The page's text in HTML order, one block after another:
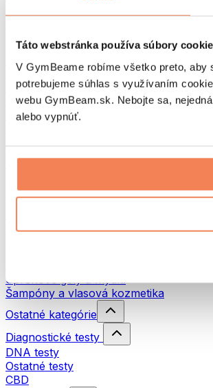
Táto webstránka používa súbory
V GymBeame robíme všetko preto,
potrebujeme súhlas s využívaním
webu GymBeam.sk. Nebojte sa,
alebo vypnúť.
Pomôcky podľa aktivity
Beh
Bojové športy
Cyklistika
Joga a pilates
Otužovanie
Turistika
Vodné filtre a kanvice
Pracie prostriedky
Sprchové gély a mydlá
Šampóny a vlasová kozmetika
Ostatné kategórie
Diagnostické testy
DNA testy
Ostatné testy
CBD